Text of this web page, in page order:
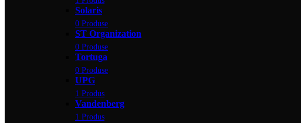
Solaris
0 Produse
ST Organization
0 Produse
Tortuga
0 Produse
UPG
1 Produs
Vandenberg
1 Produs